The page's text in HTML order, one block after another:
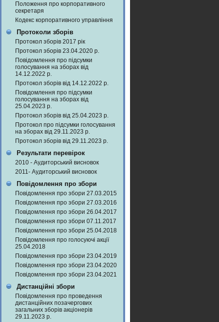
Положення про корпоративного
секретаря
Кодекс корпоративного управління
Протоколи зборів
Протокол зборів 2017 рік
Протокол зборів 23.04.2020 р.
Повідомлення про підсумки
голосування на зборах від
14.12.2022 р.
Протокол зборів від 14.12.2022 р.
Повідомлення про підсумки
голосування на зборах від
25.04.2023 р.
Протокол зборів від 25.04.2023 р.
Протокол про підсумки голосування
на зборах від 29.11.2023 р.
Протокол зборів від 29.11.2023 р.
Результати перевірок
2010 - Аудиторський висновок
2011- Аудиторський висновок
Повідомлення про збори
Повідомлення про збори 27.03.2015
Повідомлення про збори 27.03.2016
Повідомлення про збори 26.04.2017
Повідомлення про збори 07.11.2017
Повідомлення про збори 25.04.2018
Повідомлення про голосуючі акції
25.04.2018
Повідомлення про збори 23.04.2019
Повідомлення про збори 23.04.2020
Повідомлення про збори 23.04.2021
Дистанційні збори
Повідомлення про проведення
дистанційних позачергових
загальних зборів акціонерів
29.11.2023 р.